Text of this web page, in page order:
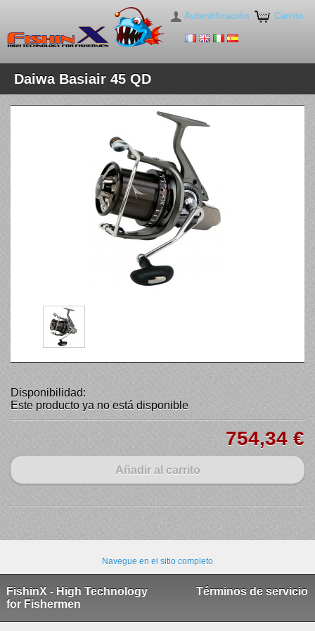
Carrito
Autentificación
Daiwa Basiair 45 QD
Disponibilidad:
Este producto ya no está disponible
754,34 €
Añadir al carrito
Navegue en el sitio completo
FishinX - High Technology
for Fishermen
Términos de servicio